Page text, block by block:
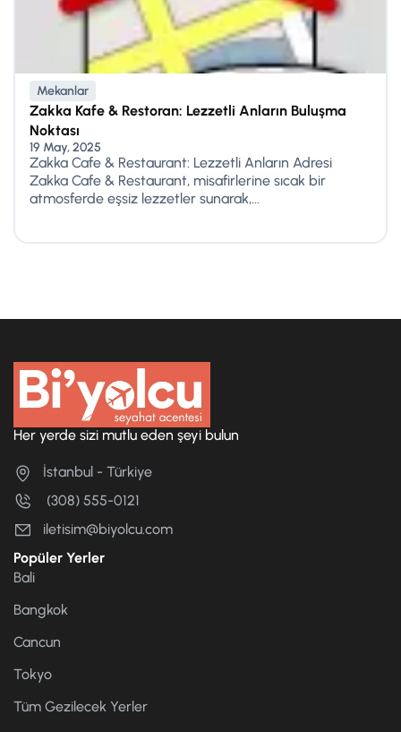
Mekanlar
Zakka Kafe & Restoran: Lezzetli Anların Buluşma
Noktası
19 May, 2025
Zakka Cafe & Restaurant: Lezzetli Anların Adresi
Zakka Cafe & Restaurant, misafirlerine sıcak bir
atmosferde eşsiz lezzetler sunarak,...
Her yerde sizi mutlu eden şeyi bulun
İstanbul - Türkiye
(308) 555-0121
iletisim@biyolcu.com
Popüler Yerler
Bali
Bangkok
Cancun
Tokyo
Tüm Gezilecek Yerler